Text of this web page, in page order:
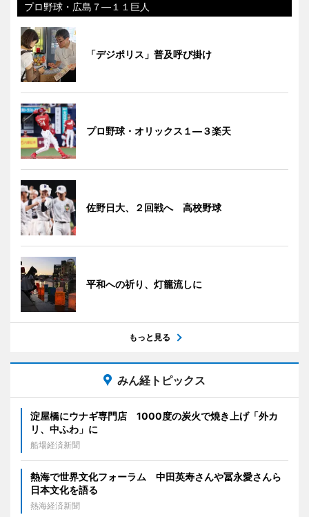
プロ野球・広島７―１１巨人
「デジポリス」普及呼び掛け
プロ野球・オリックス１―３楽天
佐野日大、２回戦へ 高校野球
平和への祈り、灯籠流しに
もっと見る
みん経トピックス
淀屋橋にウナギ専門店 1000度の炭火で焼き上げ「外カ
リ、中ふわ」に
船場経済新聞
熱海で世界文化フォーラム 中田英寿さんや冨永愛さんら
日本文化を語る
熱海経済新聞